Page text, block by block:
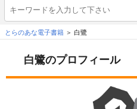
とらのあな電子書籍
白鷺
白鷺のプロフィール